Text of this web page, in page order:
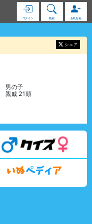
ログイン 検索 新規登録
シェア
男の子
親戚 21頭